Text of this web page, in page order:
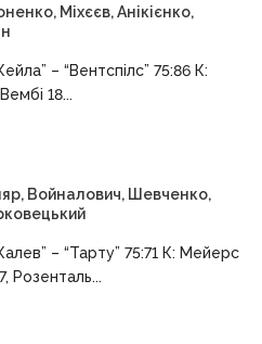
Міхєєв, Анікієнко,
– “Вентспілс” 75:86 К:
18...
Войналович, Шевченко,
– “Тарту” 75:71 К: Мейерс
Розенталь...